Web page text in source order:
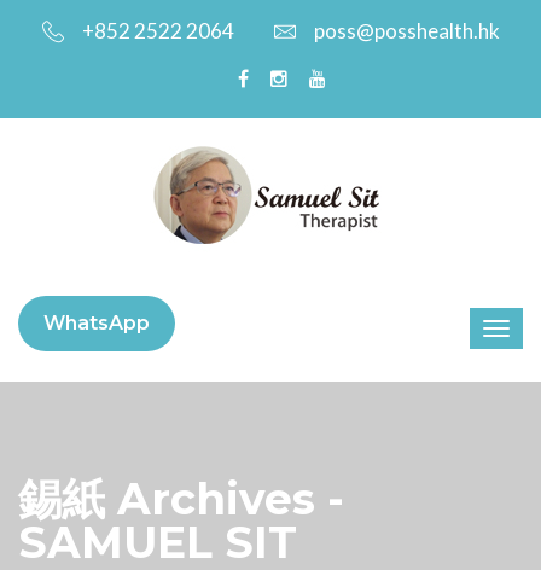
+852 2522 2064 poss@posshealth.hk
WhatsApp
錫紙 Archives -
SAMUEL SIT